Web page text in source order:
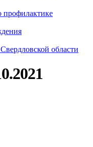
профилактике
области